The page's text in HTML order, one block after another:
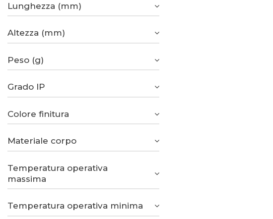
Lunghezza (mm)
Altezza (mm)
Peso (g)
Grado IP
Colore finitura
Materiale corpo
Temperatura operativa
massima
Temperatura operativa minima